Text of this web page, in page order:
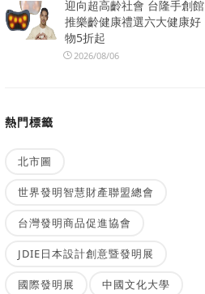
迎向超高齡社會 台隆手創館
推樂齡健康禮選六大健康好
物5折起
2026/08/06
熱門標籤
北市圖
世界發明智慧財產聯盟總會
台灣發明商品促進協會
JDIE日本設計創意暨發明展
國際發明展 中國文化大學